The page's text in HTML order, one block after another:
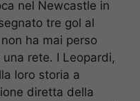
nel Newcastle in
tre gol al
ha mai perso
rete. I Leopardi,
loro storia a
diretta della